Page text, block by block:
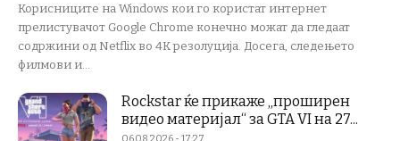
Корисниците на Windows кои го користат интернет
прелистувачот Google Chrome конечно можат да гледаат
содржини од Netflix во 4K резолуција. Досега, следењето
филмови и...
Rockstar ќе прикаже „проширен
видео материјал“ за GTA VI на 27...
06.08.2026 - 17:27